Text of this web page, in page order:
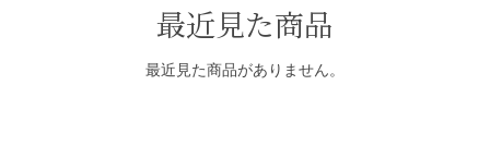
最近見た商品
最近見た商品がありません。